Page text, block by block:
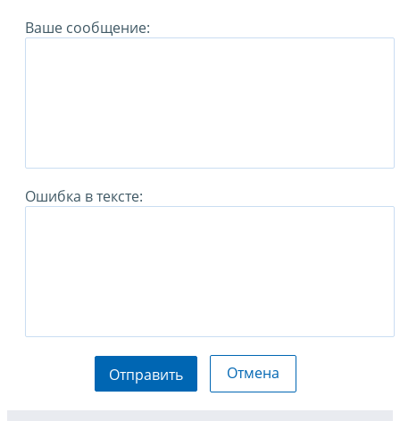
Ваше сообщение:
Ошибка в тексте:
Отправить Отмена